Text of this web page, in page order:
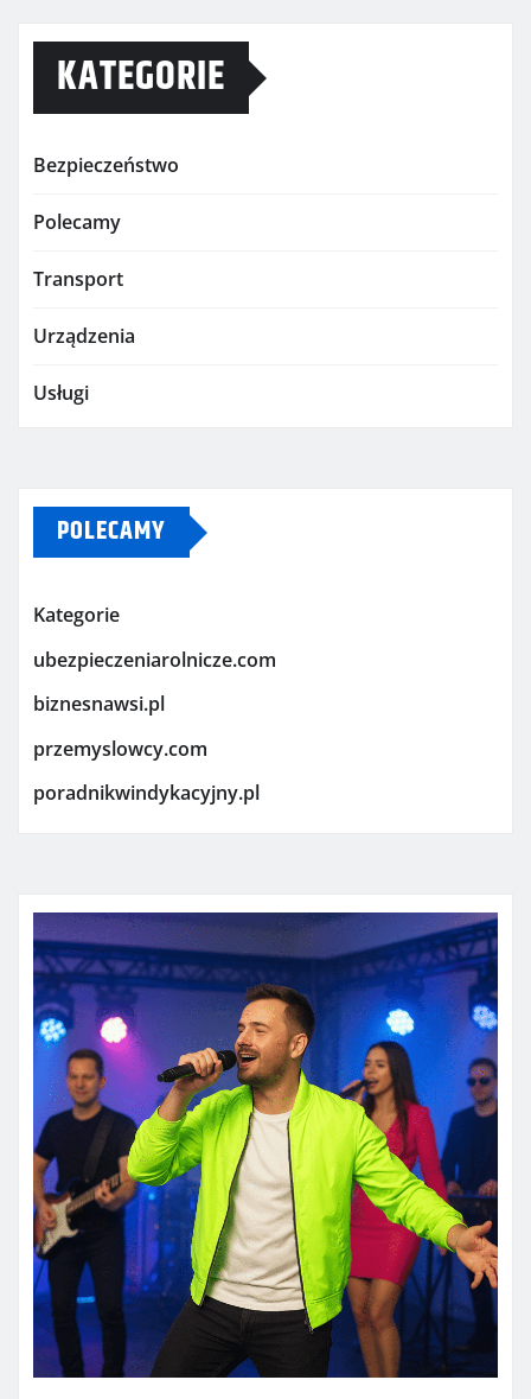
KATEGORIE
Bezpieczeństwo
Polecamy
Transport
Urządzenia
Usługi
POLECAMY
Kategorie
ubezpieczeniarolnicze.com
biznesnawsi.pl
przemyslowcy.com
poradnikwindykacyjny.pl